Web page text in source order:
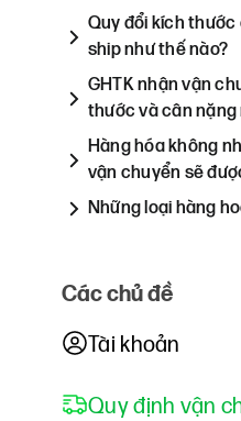
Các chủ đề
Tài khoản
Quy định vận
Quy đổi kích thước
ship như thế nào?
GHTK nhận vận
thước và cân nặng
Hàng hóa không
vận chuyển sẽ
Những loại hàng